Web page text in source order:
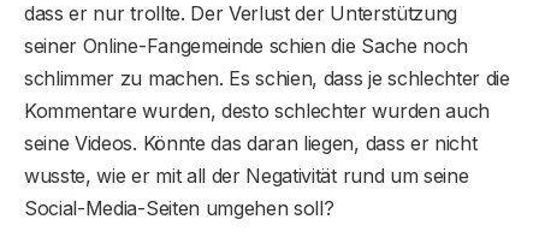
dass er nur trollte. Der Verlust der Unterstützung
seiner Online-Fangemeinde schien die Sache noch
schlimmer zu machen. Es schien, dass je schlechter die
Kommentare wurden, desto schlechter wurden auch
seine Videos. Könnte das daran liegen, dass er nicht
wusste, wie er mit all der Negativität rund um seine
Social-Media-Seiten umgehen soll?